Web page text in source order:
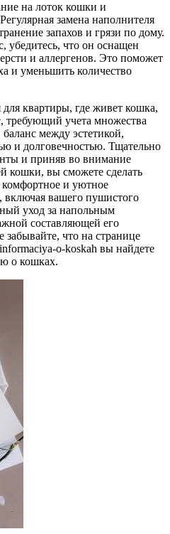
на лоток кошки и
замена наполнителя
запахов и грязи по дому.
убедитесь, что он оснащен
и аллергенов. Это поможет
и уменьшить количество
квартиры, где живет кошка,
требующий учета множества
между эстетикой,
и долговечностью. Тщательно
и приняв во внимание
кошки, вы сможете сделать
и уютное
включая вашего пушистого
уход за напольным
составляющей его
забывайте, что на странице
o-koskah вы найдете
о кошках.